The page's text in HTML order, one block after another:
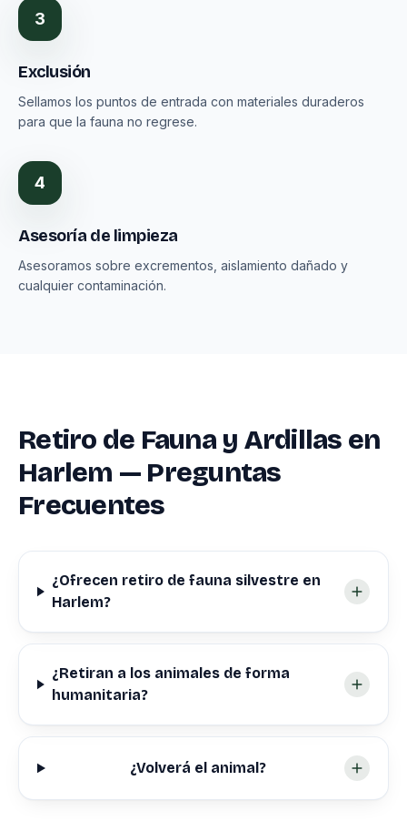
3
Exclusión
Sellamos los puntos de entrada con materiales duraderos
para que la fauna no regrese.
4
Asesoría de limpieza
Asesoramos sobre excrementos, aislamiento dañado y
cualquier contaminación.
Retiro de Fauna y Ardillas en
Harlem — Preguntas
Frecuentes
¿Ofrecen retiro de fauna silvestre en
Harlem?
¿Retiran a los animales de forma
humanitaria?
¿Volverá el animal?